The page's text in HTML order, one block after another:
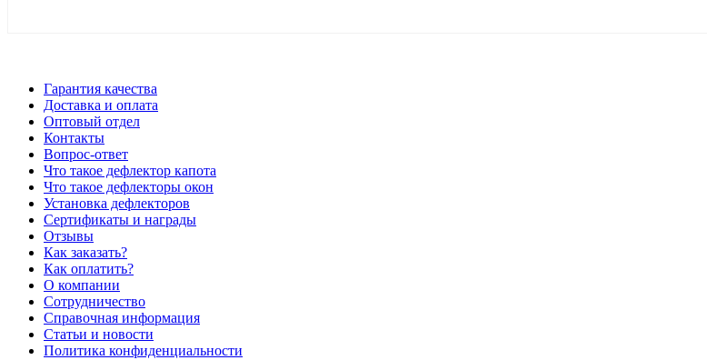
Гарантия качества
Доставка и оплата
Оптовый отдел
Контакты
Вопрос-ответ
Что такое дефлектор капота
Что такое дефлекторы окон
Установка дефлекторов
Сертификаты и награды
Отзывы
Как заказать?
Как оплатить?
О компании
Сотрудничество
Справочная информация
Статьи и новости
Политика конфиденциальности